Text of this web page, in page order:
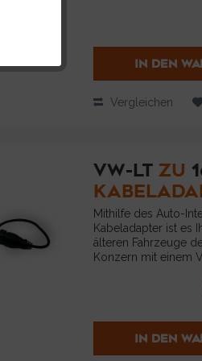
Durch die extra
IN DEN
Vergleichen
VW-LT ZU
Mithilfe des Auto-
Kabeladapter ist es
älteren Fahrzeuge
Konzern mit einem
Adapter zu
IN DEN